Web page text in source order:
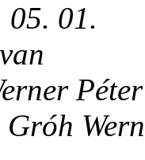
01.
Péter